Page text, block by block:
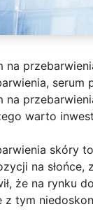
na
serum
na
warto
skóry
na
że na rynku
z tym